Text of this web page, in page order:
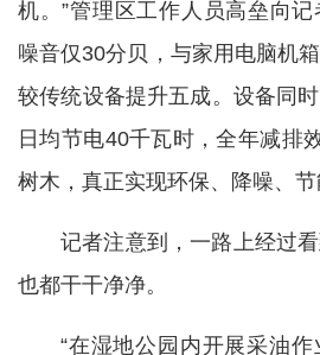
机。”管理区工作人员高垒向
噪音仅30分贝，与家用电脑机
较传统设备提升五成。设备同
日均节电40千瓦时，全年减排
树木，真正实现环保、降噪、节
记者注意到，一路上经过
也都干干净净。
“在湿地公园内开展采油